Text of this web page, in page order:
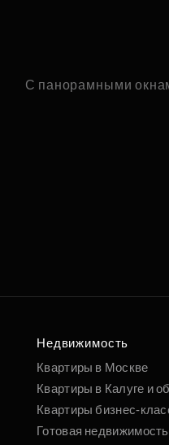
С панорамными
Недвижимость
Квартиры в Москве
Квартиры в Калуге и
Квартиры бизнес-
Готовая недвижимость